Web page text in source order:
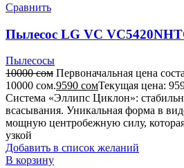
Сравнить
Пылесос LG VC
Пылесосы
10000сом Первоначальная цена
10000 сом.9590 сомТекущая цена:
Система «Эллипс Циклон»:
всасывания. Уникальная форма в
мощную центробежную силу, которая
узкой
Добавить в список желаний
В корзину